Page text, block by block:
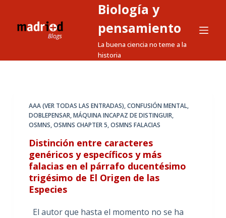
a
Biología y
pensamiento
La buena ciencia no teme a la
historia
AAA (VER TODAS LAS ENTRADAS),CONFUSIÓN MENTAL,
DOBLEPENSAR,MÁQUINA INCAPAZ DE DISTINGUIR,
OSMNS,OSMNS CHAPTER 5,OSMNS FALACIAS
Distinción entre caracteres
genéricos y específicos y más
falacias en el párrafo ducentésimo
trigésimo de El Origen de las
Especies
El autor que hasta el momento no se ha